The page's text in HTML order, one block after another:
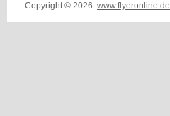
Copyright © 2026: www.flyeronline.de